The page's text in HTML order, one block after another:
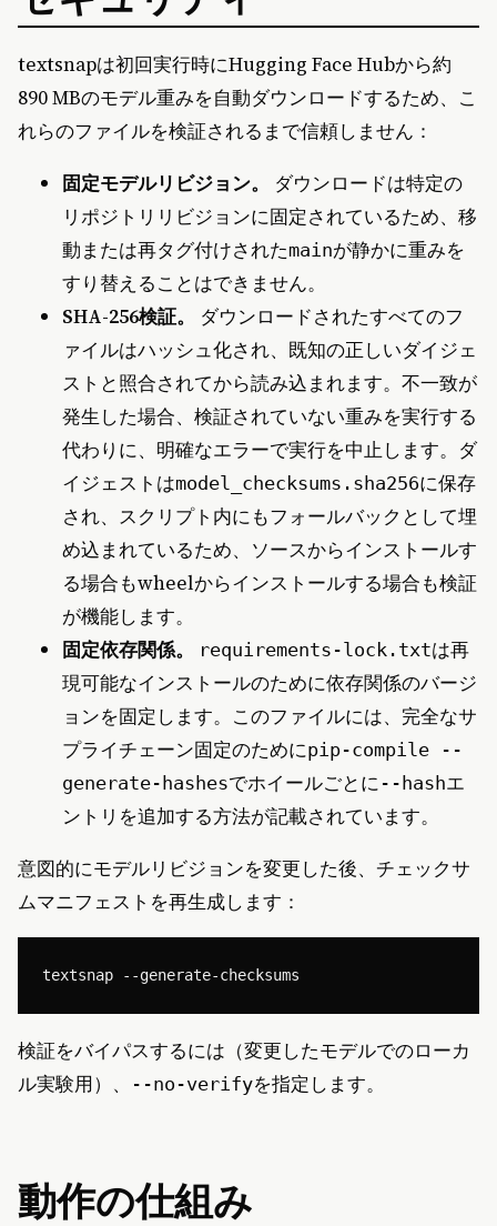
textsnapは初回実行時にHugging Face Hubから約
890 MBのモデル重みを自動ダウンロードするため、こ
れらのファイルを検証されるまで信頼しません：
固定モデルリビジョン。
ダウンロードは特定の
リポジトリリビジョンに固定されているため、移
動または再タグ付けされたmainが静かに重みを
すり替えることはできません。
SHA-256検証。
ダウンロードされたすべてのフ
ァイルはハッシュ化され、既知の正しいダイジェ
ストと照合されてから読み込まれます。不一致が
発生した場合、検証されていない重みを実行する
代わりに、明確なエラーで実行を中止します。ダ
イジェストはmodel_checksums.sha256に保存
され、スクリプト内にもフォールバックとして埋
め込まれているため、ソースからインストールす
る場合もwheelからインストールする場合も検証
が機能します。
固定依存関係。
requirements-lock.txtは再
現可能なインストールのために依存関係のバージ
ョンを固定します。このファイルには、完全なサ
プライチェーン固定のためにpip-compile --
generate-hashesでホイールごとに --hashエ
ントリを追加する方法が記載されています。
意図的にモデルリビジョンを変更した後、チェックサ
ムマニフェストを再生成します：
検証をバイパスするには（変更したモデルでのローカ
ル実験用）、
--no-verifyを指定します。
動作の仕組み